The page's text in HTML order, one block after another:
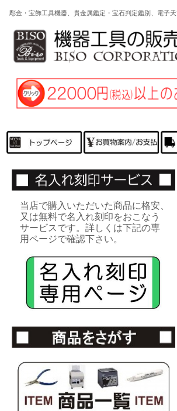
彫金・宝飾工具機器、貴金属鑑定・宝石判定鑑別、電子
当店で購入いただいた商品に格安、
又は無料で名入れ刻印をおこなう
サービスです。詳しくは下記の専
用ページで確認下さい。